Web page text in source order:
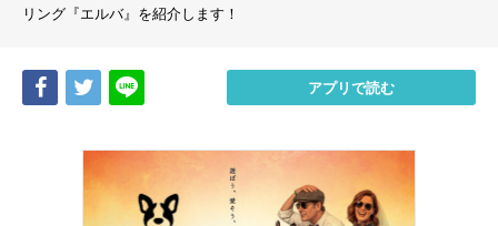
リング『エルバ』を紹介します！
Share Tweet アプリで読む